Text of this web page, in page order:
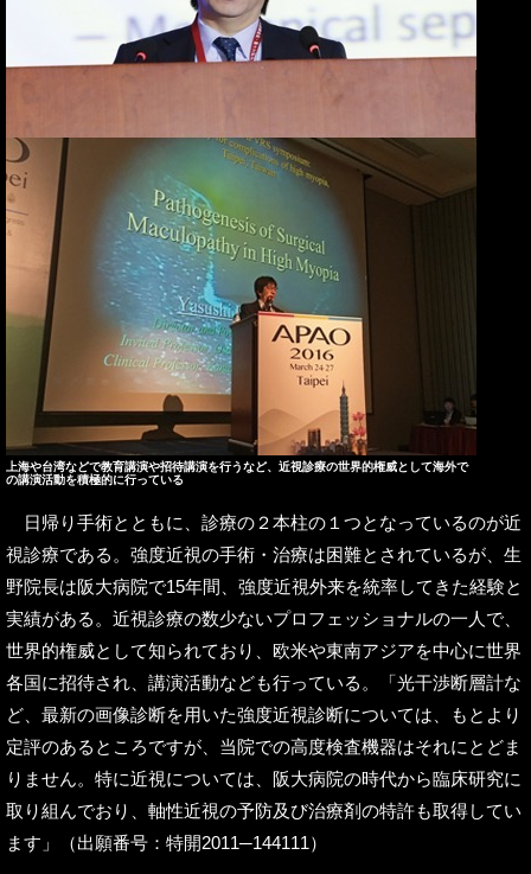
上海や台湾などで教育講演や招待講演を行うなど、近視診療の世界的権威として海外で
の講演活動を積極的に行っている
日帰り手術とともに、診療の２本柱の１つとなっているのが近
視診療である。強度近視の手術・治療は困難とされているが、生
野院長は阪大病院で15年間、強度近視外来を統率してきた経験と
実績がある。近視診療の数少ないプロフェッショナルの一人で、
世界的権威として知られており、欧米や東南アジアを中心に世界
各国に招待され、講演活動なども行っている。「光干渉断層計な
ど、最新の画像診断を用いた強度近視診断については、もとより
定評のあるところですが、当院での高度検査機器はそれにとどま
りません。特に近視については、阪大病院の時代から臨床研究に
取り組んでおり、軸性近視の予防及び治療剤の特許も取得してい
ます」（出願番号：特開2011─144111）